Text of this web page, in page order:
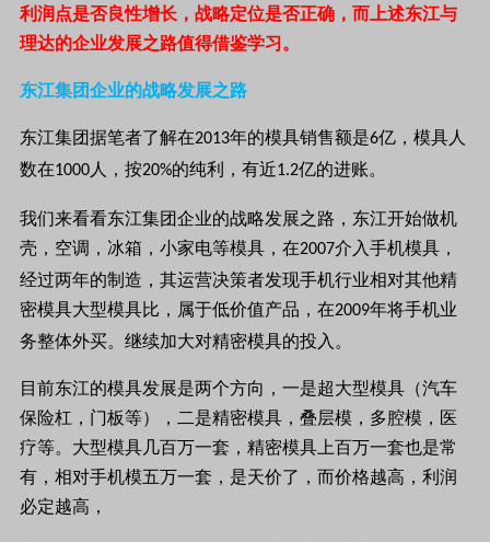
利润点是否良性增长，战略定位是否正确，而上述东江与
理达的企业发展之路值得借鉴学习。
东江集团企业的战略发展之路
东江集团据笔者了解在2013年的模具销售额是6亿，模具人
数在1000 人，按20%的纯利，有近1.2亿的进账。
我们来看看东江集团企业的战略发展之路，东江开始做机
壳，空调，冰箱，小家电等模具，在2007介入手机模具，
经过两年的制造，其运营决策者发现手机行业相对其他精
密模具大型模具比，属于低价值产品，在2009年将手机业
务整体外买。继续加大对精密模具的投入。
目前东江的模具发展是两个方向，一是超大型模具（汽车
保险杠，门板等）
，二是精密模具，叠层模，多腔模，医
疗等。大型模具几百万一套，精密模具上百万一套也是常
有，相对手机模五万一套，是天价了，而价格越高，利润
必定越高，